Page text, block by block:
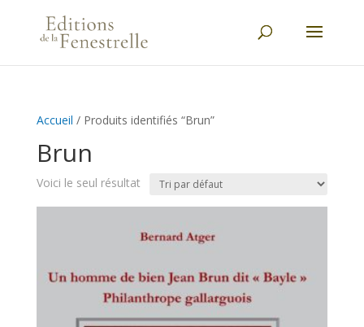
Accueil / Produits identifiés “Brun”
Brun
Voici le seul résultat